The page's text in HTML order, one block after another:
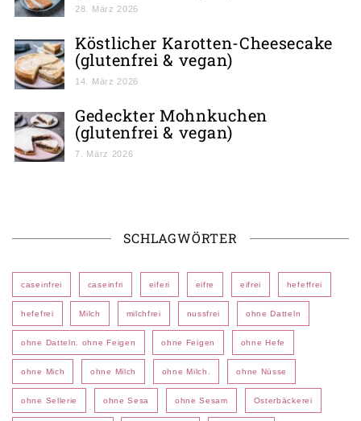
28. März 2026
Köstlicher Karotten-Cheesecake
(glutenfrei & vegan)
14. März 2026
Gedeckter Mohnkuchen
(glutenfrei & vegan)
7. März 2026
SCHLAGWÖRTER
caseinfrei caseinfri eiferi eifre eifrei hefeffrei
hefefrei Milch milchfrei nussfrei ohne Datteln
ohne Datteln. ohne Feigen ohne Feigen ohne Hefe
ohne Mich ohne Milch ohne Milch. ohne Nüsse
ohne Sellerie ohne Sesa ohne Sesam Osterbäckerei